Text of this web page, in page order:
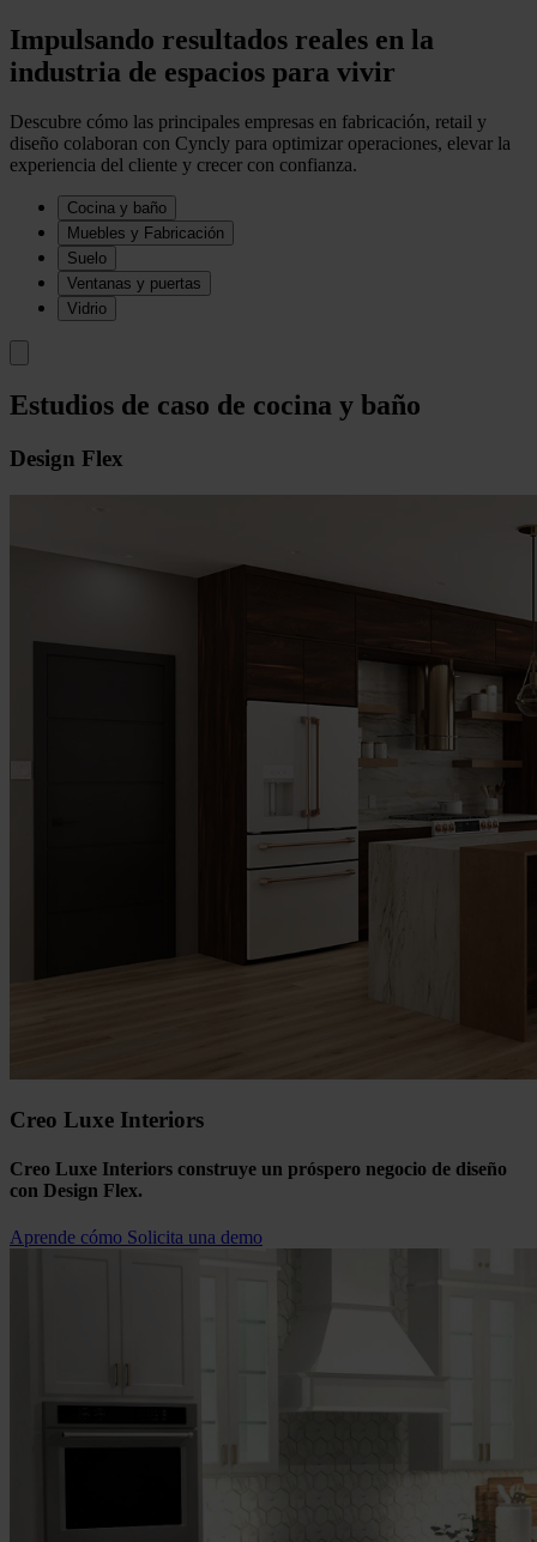
Impulsando resultados reales en la
industria de espacios para vivir
Descubre cómo las principales empresas en fabricación, retail y
diseño colaboran con Cyncly para optimizar operaciones, elevar la
experiencia del cliente y crecer con confianza.
Cocina y baño
Muebles y Fabricación
Suelo
Ventanas y puertas
Vidrio
Estudios de caso de cocina y baño
Design Flex
Creo Luxe Interiors
Creo Luxe Interiors construye un próspero negocio de diseño
con Design Flex.
Aprende cómo Solicita una demo